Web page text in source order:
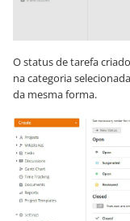
O status de tarefa
na categoria
da mesma forma.